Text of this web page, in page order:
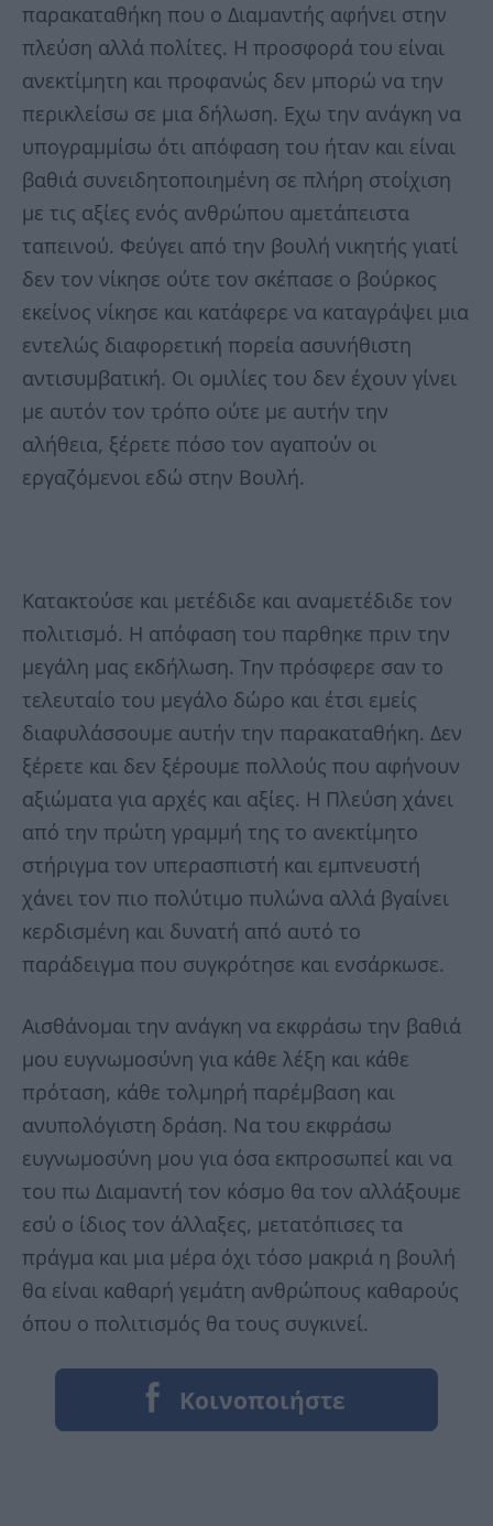
παρακαταθήκη που ο Διαμαντής αφήνει στην
πλεύση αλλά πολίτες. Η προσφορά του είναι
ανεκτίμητη και προφανώς δεν μπορώ να την
περικλείσω σε μια δήλωση. Εχω την ανάγκη να
υπογραμμίσω ότι απόφαση του ήταν και είναι
βαθιά συνειδητοποιημένη σε πλήρη στοίχιση
με τις αξίες ενός ανθρώπου αμετάπειστα
ταπεινού. Φεύγει από την βουλή νικητής γιατί
δεν τον νίκησε ούτε τον σκέπασε ο βούρκος
εκείνος νίκησε και κατάφερε να καταγράψει μια
εντελώς διαφορετική πορεία ασυνήθιστη
αντισυμβατική. Οι ομιλίες του δεν έχουν γίνει
με αυτόν τον τρόπο ούτε με αυτήν την
αλήθεια, ξέρετε πόσο τον αγαπούν οι
εργαζόμενοι εδώ στην Βουλή.
Κατακτούσε και μετέδιδε και αναμετέδιδε τον
πολιτισμό. Η απόφαση του παρθηκε πριν την
μεγάλη μας εκδήλωση. Την πρόσφερε σαν το
τελευταίο του μεγάλο δώρο και έτσι εμείς
διαφυλάσσουμε αυτήν την παρακαταθήκη. Δεν
ξέρετε και δεν ξέρουμε πολλούς που αφήνουν
αξιώματα για αρχές και αξίες. Η Πλεύση χάνει
από την πρώτη γραμμή της το ανεκτίμητο
στήριγμα τον υπερασπιστή και εμπνευστή
χάνει τον πιο πολύτιμο πυλώνα αλλά βγαίνει
κερδισμένη και δυνατή από αυτό το
παράδειγμα που συγκρότησε και ενσάρκωσε.
Αισθάνομαι την ανάγκη να εκφράσω την βαθιά
μου ευγνωμοσύνη για κάθε λέξη και κάθε
πρόταση, κάθε τολμηρή παρέμβαση και
ανυπολόγιστη δράση. Να του εκφράσω
ευγνωμοσύνη μου για όσα εκπροσωπεί και να
του πω Διαμαντή τον κόσμο θα τον αλλάξουμε
εσύ ο ίδιος τον άλλαξες, μετατόπισες τα
πράγμα και μια μέρα όχι τόσο μακριά η βουλή
θα είναι καθαρή γεμάτη ανθρώπους καθαρούς
όπου ο πολιτισμός θα τους συγκινεί.